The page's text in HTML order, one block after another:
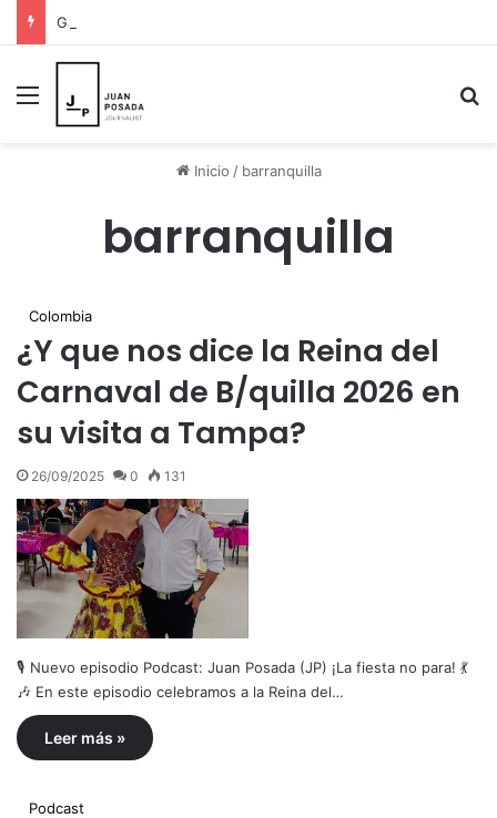
Menú
Inicio / barranquilla
barranquilla
Colombia
¿Y que nos dice la Reina del
Carnaval de B/quilla 2026 en
su visita a Tampa?
26/09/2025 0 131
🎙️ Nuevo episodio Podcast: Juan Posada (JP) ¡La fiesta no para! 💃
🎶 En este episodio celebramos a la Reina del…
Leer más »
Podcast